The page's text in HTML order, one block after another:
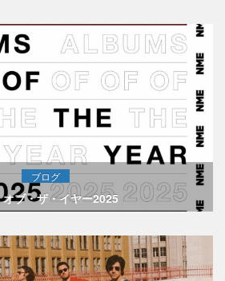
ブログ
ブ・ザ・イヤー2025